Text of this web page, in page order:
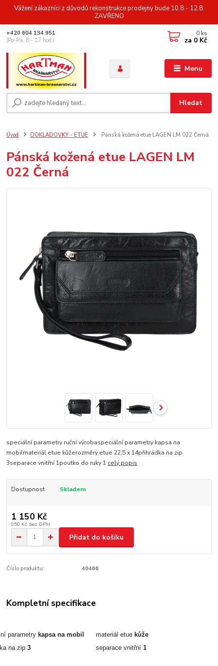
Vážení zákazníci z důvodů rekonstrukce prodejny bude 10.8 - 12.8.
ZAVŘENO
Menu
Hledat
+420 604 134 951
(Po-Pá, 8 - 17 hod.)
0 ks
za 0 Kč
Úvod DOKLADOVKY - ETUE Pánská kožená etue LAGEN LM 022 Černá
Pánská kožená etue LAGEN LM
022 Černá
speciální parametry ruční výrobaspeciální parametry kapsa na
mobilmateriál etue kůžerozměry etue 22,5 x 14přihrádka na zip
3separace vnitřní 1poutko do ruky 1 celý popis
Dostupnost Skladem
1 150 Kč
950 Kč bez DPH
Přidat do košíku
Číslo produktu: 40466
Kompletní specifikace
parametry kapsa na mobil materiál etue kůže
na zip 3 separace vnitřní 1